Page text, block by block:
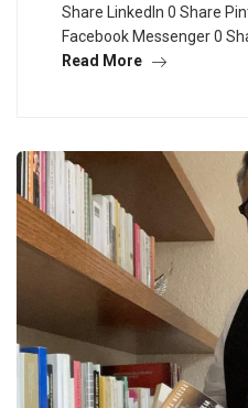
Share LinkedIn 0 Share
Facebook Messenger 0
Read More